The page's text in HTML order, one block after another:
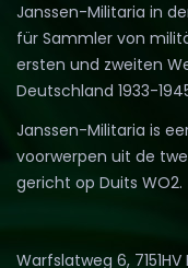
Janssen-Militaria in
für Sammler von
ersten und zweiten
Deutschland 1933-
Janssen-Militaria is
voorwerpen uit de
gericht op Duits WO2.
Warfslatweg 6,